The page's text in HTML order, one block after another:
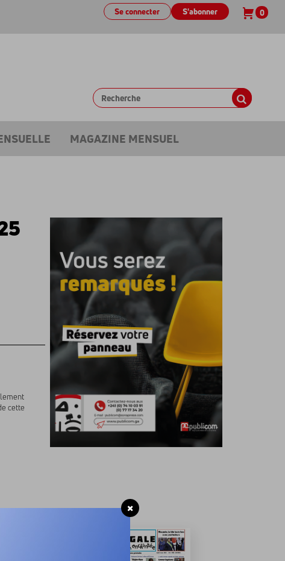
S'abonner
Se connecter 0
MAGAZINE MENSUEL
cette